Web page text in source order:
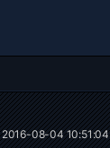
2016-08-04 10:51:04